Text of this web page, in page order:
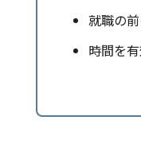
就職の
時間を